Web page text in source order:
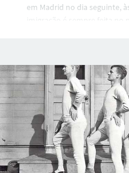
em Madrid no dia seguinte,
pertenço ainda à fila do
minha vez,